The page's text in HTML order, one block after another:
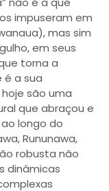
impuseram em
mas sim
em seus
torna a
a sua
são uma
que abraçou e
longo do
Rununawa,
robusta não
dinâmicas